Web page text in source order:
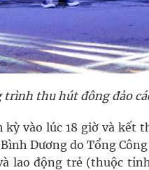
trình thu hút đông đảo
vào lúc 18 giờ và kết
Dương do Tổng
lao động trẻ (thuộc